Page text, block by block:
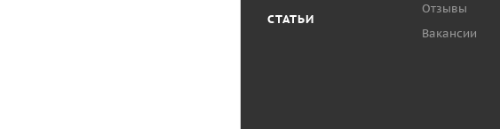
СТАТЬИ
Отзывы
Вакансии